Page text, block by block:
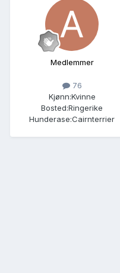
Medlemmer
76
Kjønn:Kvinne
Bosted:Ringerike
Hunderase:Cairnterrier